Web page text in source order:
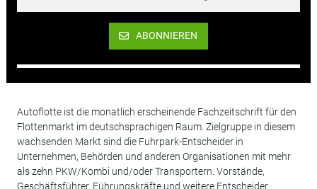
ABONNIEREN
Autoflotte ist die monatlich erscheinende Fachzeitschrift für den
Flottenmarkt im deutschsprachigen Raum. Zielgruppe in diesem
wachsenden Markt sind die Fuhrpark-Entscheider in
Unternehmen, Behörden und anderen Organisationen mit mehr
als zehn PKW/Kombi und/oder Transportern. Vorstände,
Geschäftsführer, Führungskräfte und weitere Entscheider